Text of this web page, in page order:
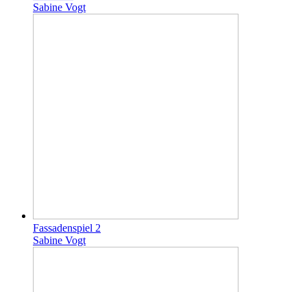
Sabine Vogt
Fassadenspiel 2
Sabine Vogt